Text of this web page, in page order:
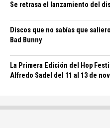
Se retrasa el lanzamiento del
Discos que no sabías que
Bad Bunny
La Primera Edición del Hop
Alfredo Sadel del 11 al 13 de